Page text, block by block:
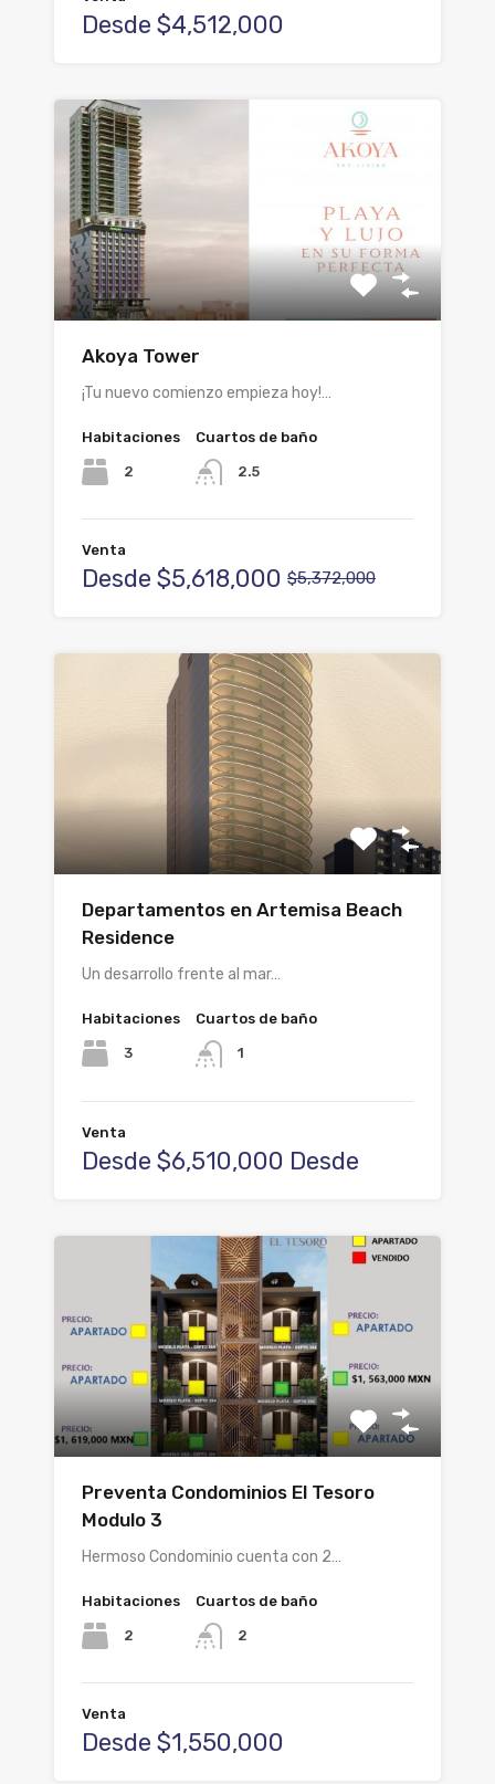
Desde $4,512,000
Akoya Tower
¡Tu nuevo comienzo empieza hoy!…
Habitaciones
2
Cuartos de baño
2.5
Venta
Desde $5,618,000 $5,372,000
Departamentos en Artemisa Beach
Residence
Un desarrollo frente al mar…
Habitaciones
3
Cuartos de baño
1
Venta
Desde $6,510,000 Desde
Preventa Condominios El Tesoro
Modulo 3
Hermoso Condominio cuenta con 2…
Habitaciones
2
Cuartos de baño
2
Venta
Desde $1,550,000